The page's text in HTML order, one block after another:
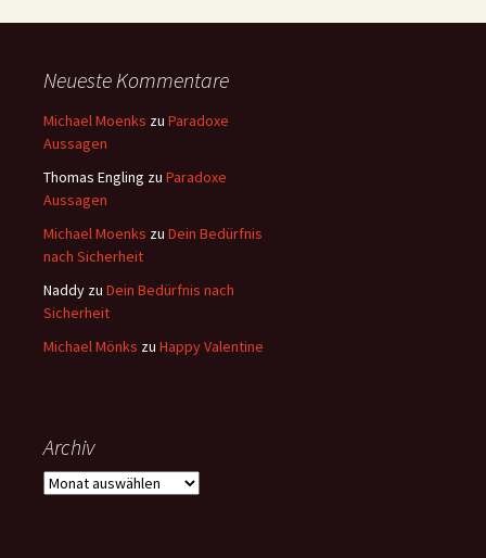
Neueste Kommentare
Michael Moenks zu Paradoxe
Aussagen
Thomas Engling zu Paradoxe
Aussagen
Michael Moenks zu Dein Bedürfnis
nach Sicherheit
Naddy zu Dein Bedürfnis nach
Sicherheit
Michael Mönks zu Happy Valentine
Archiv
Archiv